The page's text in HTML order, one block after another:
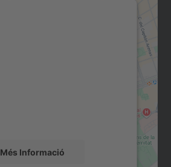
Més Informació